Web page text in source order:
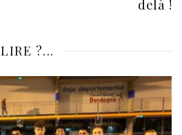
delà !
LIRE ?...